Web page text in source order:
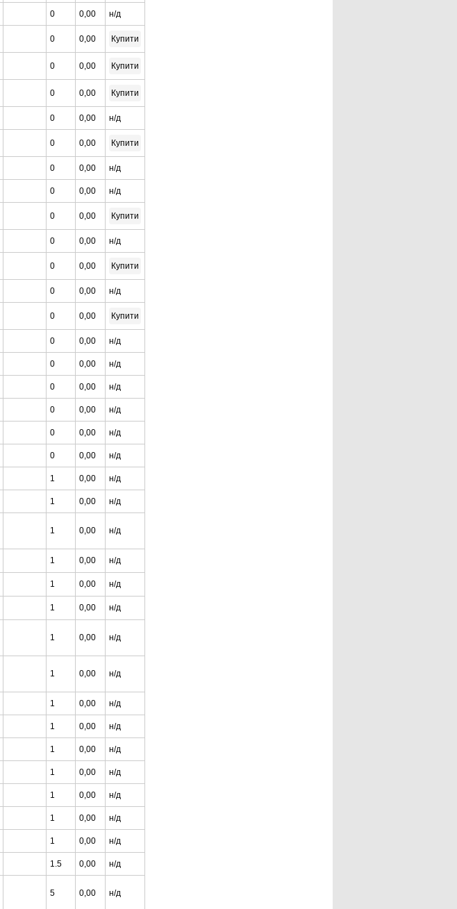
0 0,00 н/д
0 0,00 Купити
0 0,00 Купити
0 0,00 Купити
0 0,00 н/д
0 0,00 Купити
0 0,00 н/д
0 0,00 н/д
0 0,00 Купити
0 0,00 н/д
0 0,00 Купити
0 0,00 н/д
0 0,00 Купити
0 0,00 н/д
0 0,00 н/д
0 0,00 н/д
0 0,00 н/д
0 0,00 н/д
0 0,00 н/д
1 0,00 н/д
1 0,00 н/д
1 0,00 н/д
1 0,00 н/д
1 0,00 н/д
1 0,00 н/д
1 0,00 н/д
1 0,00 н/д
1 0,00 н/д
1 0,00 н/д
1 0,00 н/д
1 0,00 н/д
1 0,00 н/д
1 0,00 н/д
1 0,00 н/д
1.5 0,00 н/д
5 0,00 н/д